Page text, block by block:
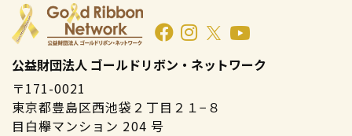
公益財団法人 ゴールドリボン・ネットワーク
〒171-0021
東京都豊島区西池袋２丁目２１−８
目白欅マンション 204 号